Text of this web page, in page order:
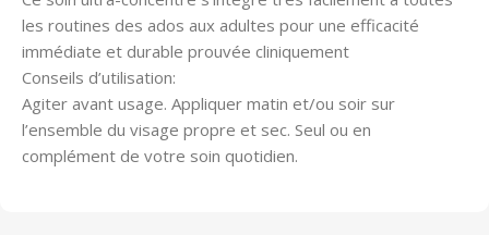
les routines des ados aux adultes pour une efficacité
immédiate et durable prouvée cliniquement
Conseils d’utilisation:
Agiter avant usage. Appliquer matin et/ou soir sur
l’ensemble du visage propre et sec. Seul ou en
complément de votre soin quotidien.